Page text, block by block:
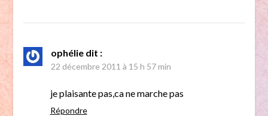
ophélie dit :
22 décembre 2011 à 15 h 57 min
je plaisante pas,ca ne marche pas
Répondre